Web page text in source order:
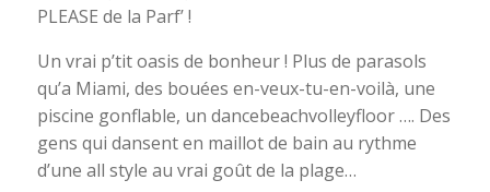
PLEASE de la Parf’ !
Un vrai p’tit oasis de bonheur ! Plus de parasols
qu’a Miami, des bouées en-veux-tu-en-voilà, une
piscine gonflable, un dancebeachvolleyfloor …. Des
gens qui dansent en maillot de bain au rythme
d’une all style au vrai goût de la plage…